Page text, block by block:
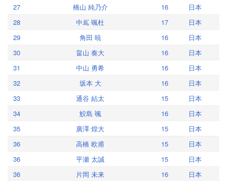
27
橋山 純乃介 16
日本
28
中嶌 颯杜 17
日本
29
角田 暁 16
日本
30
畠山 奏大 16
日本
31
中山 勇希 16
日本
32
坂本 大 16
日本
33
通谷 結太 15
日本
34
鮫島 颯 16
日本
35
廣澤 煌大 15
日本
36
高橋 欧甫 15
日本
36
平瀬 太誠 15
日本
36
片岡 未来 16 日本